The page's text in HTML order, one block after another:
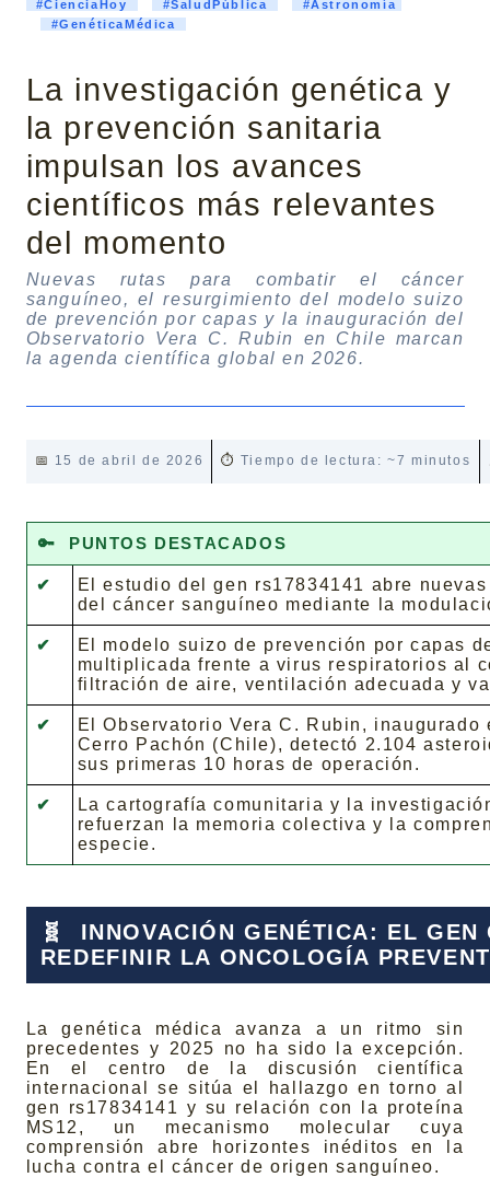
#CienciaHoy #SaludPública
#Astronomía
#GenéticaMédica
La investigación genética y
la prevención sanitaria
impulsan los avances
científicos más relevantes
del momento
Nuevas rutas para combatir el cáncer
sanguíneo, el resurgimiento del modelo suizo
de prevención por capas y la inauguración del
Observatorio Vera C. Rubin en Chile marcan
la agenda científica global en 2026.
📅 15 de abril de 2026 ⏱️ Tiempo de lectura: ~7 minutos
🔑 PUNTOS DESTACADOS
✔
El estudio del gen rs17834141 abre
del cáncer sanguíneo mediante la
✔
El modelo suizo de prevención por capas
multiplicada frente a virus respiratorios al
filtración de aire, ventilación adecuada y
✔
El Observatorio Vera C. Rubin, inaugurado
Cerro Pachón (Chile), detectó 2.104
sus primeras 10 horas de operación.
✔
La cartografía comunitaria y la
refuerzan la memoria colectiva y la
especie.
🧬
INNOVACIÓN GENÉTICA: EL GEN
REDEFINIR LA ONCOLOGÍA
La genética médica avanza a un ritmo sin
precedentes y 2025 no ha sido la excepción.
En el centro de la discusión científica
internacional se sitúa el hallazgo en torno al
gen rs17834141 y su relación con la proteína
MS12, un mecanismo molecular cuya
comprensión abre horizontes inéditos en la
lucha contra el cáncer de origen sanguíneo.